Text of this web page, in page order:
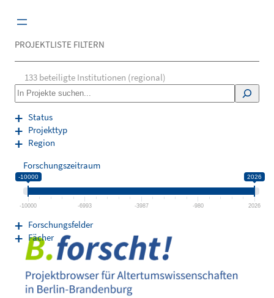
Inhalt
PROJEKTLISTE FILTERN
133 beteiligte Institutionen (regional)
S
e
a
r
c
Status
Projekttyp
Region
Forschungszeitraum
-10000 2026
-10000 -6993 -3987 -980 2026
Forschungsfelder
Fächer